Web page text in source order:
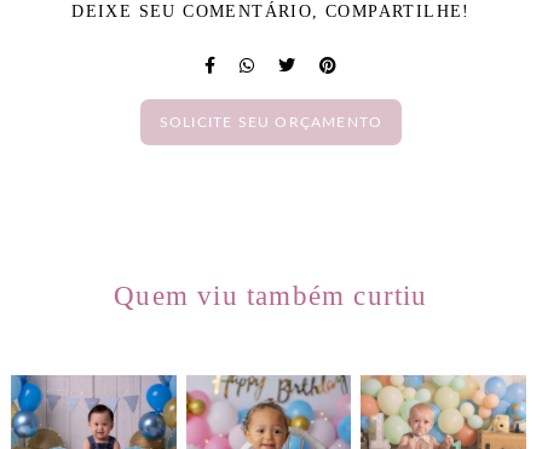
DEIXE SEU COMENTÁRIO, COMPARTILHE!
SOLICITE SEU ORÇAMENTO
Quem viu também curtiu